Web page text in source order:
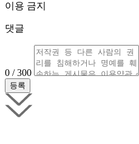
이용 금지
댓글
0 / 300